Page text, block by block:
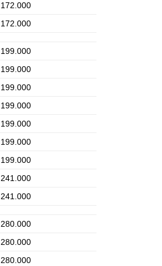
172.000
172.000
199.000
199.000
199.000
199.000
199.000
199.000
199.000
241.000
241.000
280.000
280.000
280.000